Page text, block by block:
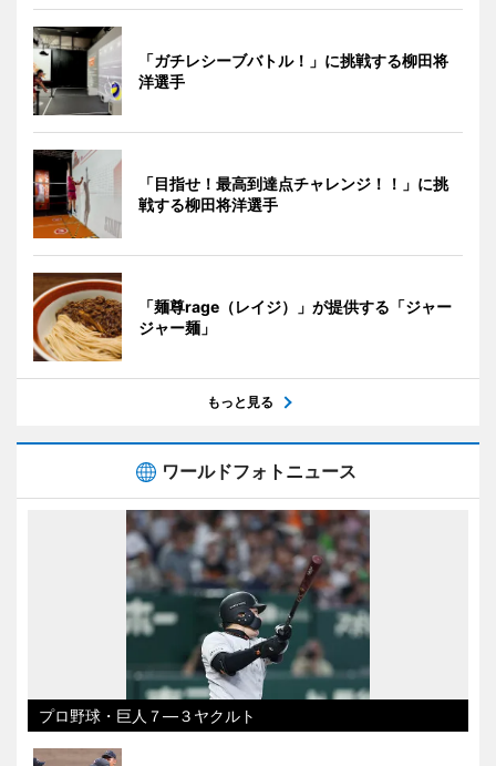
「ガチレシーブバトル！」に挑戦する柳田将
洋選手
「目指せ！最高到達点チャレンジ！！」に挑
戦する柳田将洋選手
「麺尊rage（レイジ）」が提供する「ジャー
ジャー麺」
もっと見る
ワールドフォトニュース
プロ野球・巨人７―３ヤクルト